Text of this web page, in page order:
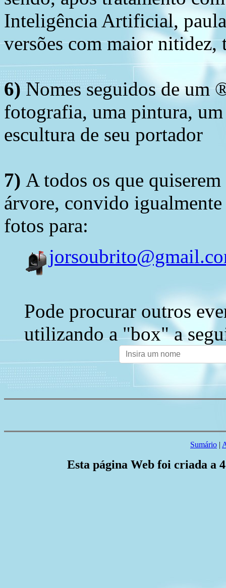
Inteligência Artificial,
versões com maior nitidez,
6) Nomes seguidos de um
fotografia, uma pintura,
escultura de seu portador
7) A todos os que
árvore, convido
fotos para:
Pode procurar outros
utilizando a "box" a
Sumário |
Esta página Web foi criada a